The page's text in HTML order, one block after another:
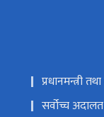
प्रधानमन्त्री
सर्वोच्च अदालत